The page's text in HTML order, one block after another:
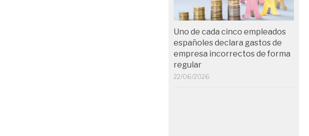
Uno de cada cinco empleados
españoles declara gastos de
empresa incorrectos de forma
regular
22/06/2026